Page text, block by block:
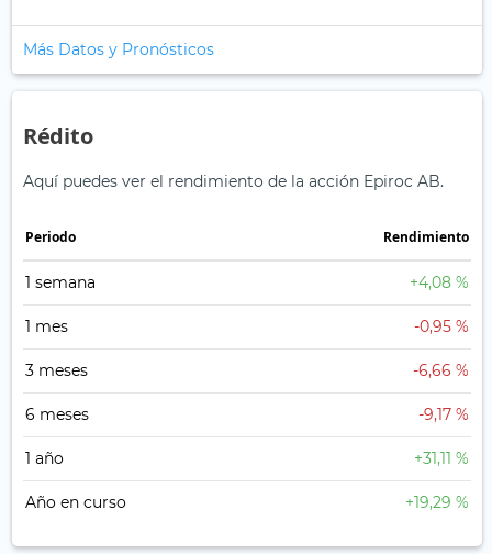
Más Datos y Pronósticos
Rédito
Aquí puedes ver el rendimiento de la acción Epiroc AB.
Periodo Rendimiento
1 semana +4,08 %
1 mes -0,95 %
3 meses -6,66 %
6 meses -9,17 %
1 año +31,11 %
Año en curso +19,29 %